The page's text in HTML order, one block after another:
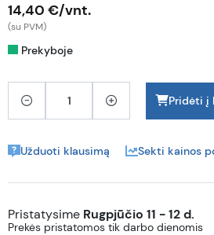
14,40 €/vnt.
(su PVM)
Prekyboje
Pridėti į
Užduoti klausimą Sekti kainos
Pristatysime Rugpjūčio 11 - 12 d.
Prekės pristatomos tik darbo dienomis